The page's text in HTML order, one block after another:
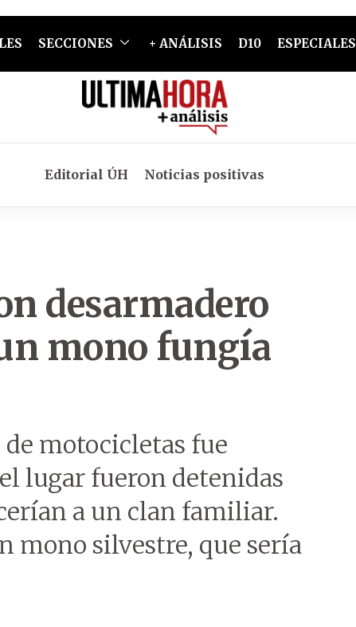
SECCIONES + ANÁLISIS D10 ESPECIALES
Editorial ÚH Noticias positivas
desarmadero
mono fungía
motocicletas fue
lugar fueron detenidas
a un clan familiar.
mono silvestre, que sería